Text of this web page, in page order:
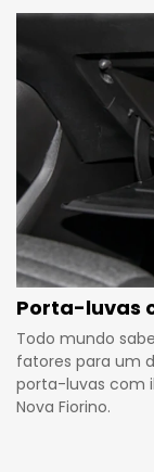
Porta-luvas
Todo mundo
fatores para um
porta-luvas com
Nova Fiorino.